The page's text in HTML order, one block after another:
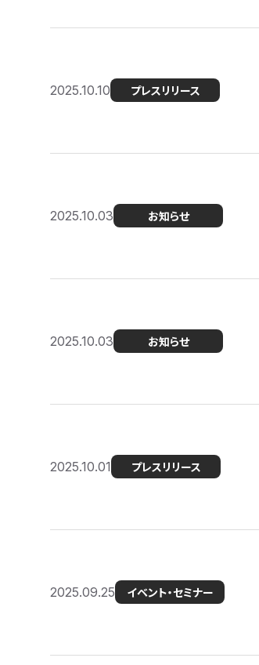
2025.10.10 プレスリリース
2025.10.03 お知らせ
2025.10.03 お知らせ
2025.10.01 プレスリリース
2025.09.25 イベント・セミナー